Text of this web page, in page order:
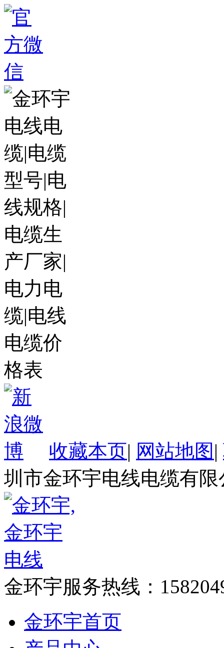
收藏本页| 网站地图 |
圳市金环宇电线电缆有
金环宇服务热线：
金环宇首页